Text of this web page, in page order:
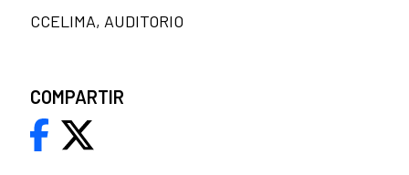
CCELIMA, AUDITORIO
COMPARTIR